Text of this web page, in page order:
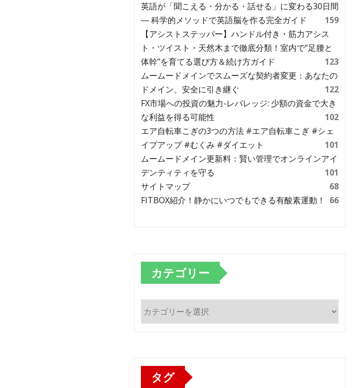
英語が「聞こえる・分かる・話せる」に変わる30日間
― 科学的メソッドで英語脳を作る完全ガイド
159
【アシストステッパー】ハンドル付き・筋力アシス
ト・ツイスト・天然木まで徹底分類！室内で“足腰と
体幹”を育てる選び方＆続け方ガイド
123
ムームードメインでスムーズな契約者変更：あなたの
ドメイン、安全に引き継ぐ
122
FX市場への投資の魅力-レバレッジ: 少額の資金で大き
な利益を得る可能性
102
エア自転車こぎの3つの方法 #エア自転車こぎ #シェ
イプアップ #むくみ #ダイエット
101
ムームードメイン更新料：賢い管理でオンラインアイ
デンティティを守る
101
サイトマップ
68
FITBOX紹介！静かにいつでもできる有酸素運動！
66
カテゴリー
テ
タグ